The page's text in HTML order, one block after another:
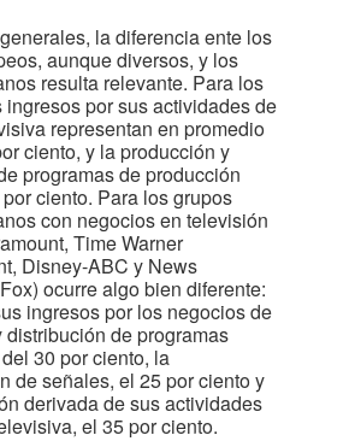
la diferencia ente los
aunque diversos, y los
resulta relevante. Para los
ingresos por sus actividades de
representan en promedio
ciento, y la producción y
programas de producción
ciento. Para los grupos
con negocios en televisión
Time Warner
Disney-ABC y News
ocurre algo bien diferente:
ingresos por los negocios de
distribución de programas
30 por ciento, la
de señales, el 25 por ciento y
derivada de sus actividades
el 35 por ciento.